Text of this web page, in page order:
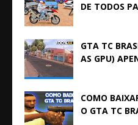
DE TODOS
GTA TC
AS GPU)
COMO
O GTA TC